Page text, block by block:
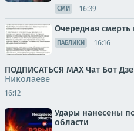
СМИ 16:39
Очередная смерть
ПАБЛИКИ 16:16
ПОДПИСАТЬСЯ МАХ Чат Бот
Николаеве
16:12
Удары нанесены
области